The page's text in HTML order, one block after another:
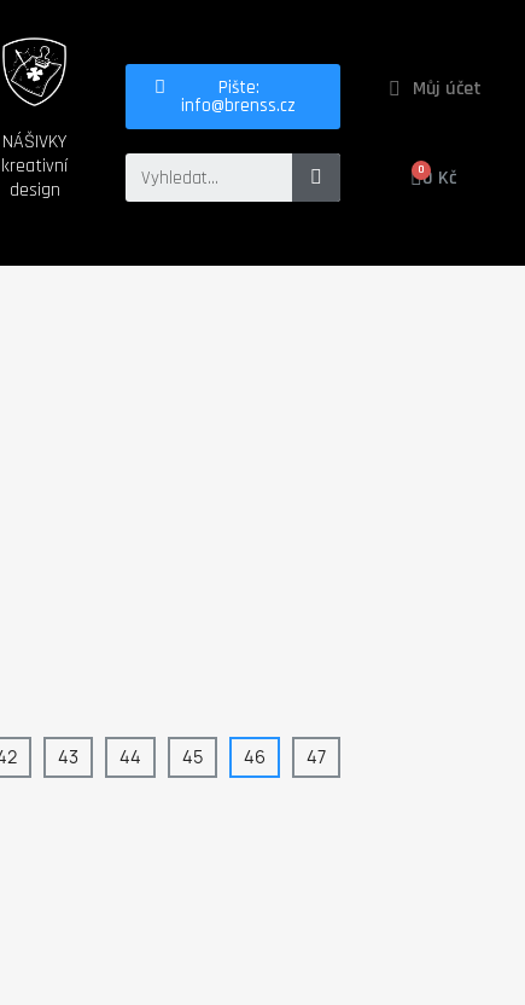
NÁŠIVKY
kreativní
design
Pište:
info@brenss.cz
Můj účet
0 Kč
43 44 45 46 47